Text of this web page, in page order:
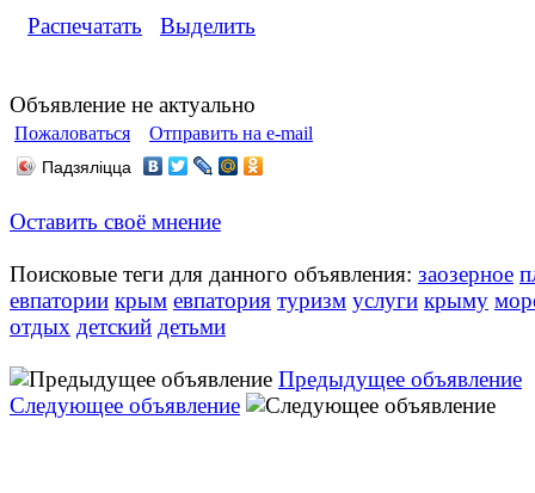
Распечатать Выделить
Объявление не актуально
Пожаловаться Отправить на e-mail
Падзяліцца
Оставить своё мнение
Поисковые теги для данного объявления: заозерное
евпатории крым евпатория туризм услуги крыму
отдых детский детьми
Предыдущее объявление
Следующее объявление